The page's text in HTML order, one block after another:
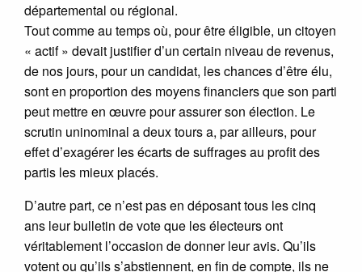
départemental ou régional.
Tout comme au temps où, pour être éligible, un citoyen
« actif » devait justifier d’un certain niveau de revenus,
de nos jours, pour un candidat, les chances d’être élu,
sont en proportion des moyens financiers que son parti
peut mettre en œuvre pour assurer son élection. Le
scrutin uninominal a deux tours a, par ailleurs, pour
effet d’exagérer les écarts de suffrages au profit des
partis les mieux placés.
D’autre part, ce n’est pas en déposant tous les cinq
ans leur bulletin de vote que les électeurs ont
véritablement l’occasion de donner leur avis. Qu’ils
votent ou qu’ils s’abstiennent, en fin de compte, ils ne